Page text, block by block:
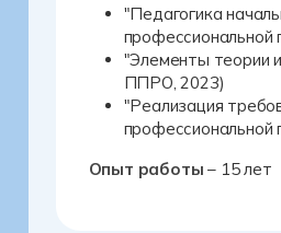
"Педагогика
профессиональной
"Элементы теории
ППРО, 2023)
"Реализация
профессиональной
Опыт работы – 15 лет